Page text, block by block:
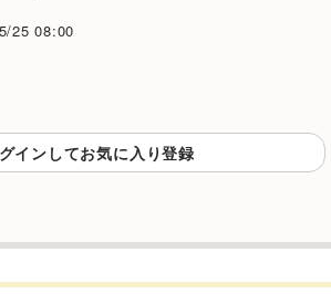
25 08:00
インしてお気に入り登録